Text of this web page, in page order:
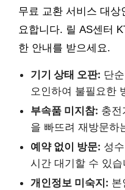
무료 교환 서비스 대
요합니다. 릴 AS센터
한 안내를 받으세요.
기기 상태 오판: 단
오인하여 불필요한
부속품 미지참: 충전
을 빠뜨려 재방문하
예약 없이 방문: 성
시간 대기할 수 있습
개인정보 미숙지: 본